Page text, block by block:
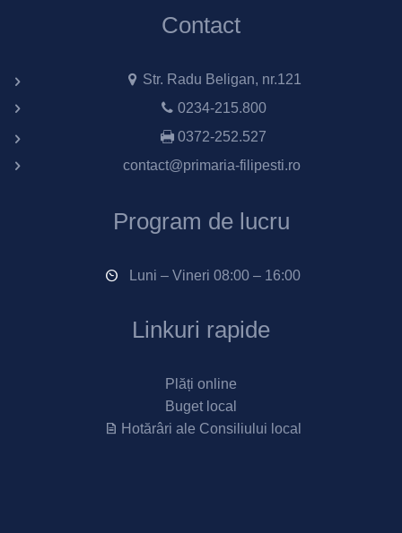
Contact
Str. Radu Beligan, nr.121
0234-215.800
0372-252.527
contact@primaria-filipesti.ro
Program de lucru
Luni – Vineri 08:00 – 16:00
Linkuri rapide
Plăți online
Buget local
Hotărâri ale Consiliului local